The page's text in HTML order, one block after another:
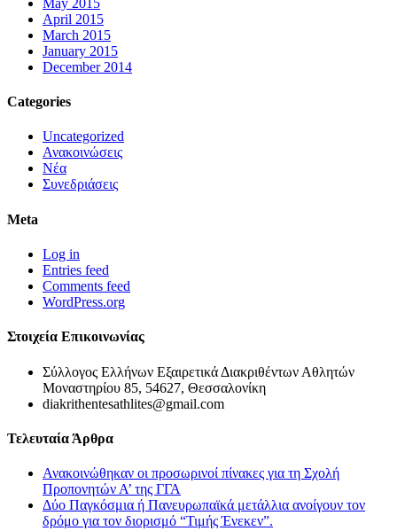
May 2015
April 2015
March 2015
January 2015
December 2014
Categories
Uncategorized
Ανακοινώσεις
Νέα
Συνεδριάσεις
Meta
Log in
Entries feed
Comments feed
WordPress.org
Στοιχεία Επικοινωνίας
Σύλλογος Ελλήνων Εξαιρετικά Διακριθέντων Αθλητών
Μοναστηρίου 85, 54627, Θεσσαλονίκη
diakrithentesathlites@gmail.com
Τελευταία Άρθρα
Ανακοινώθηκαν οι προσωρινοί πίνακες για τη Σχολή
Προπονητών Α’ της ΓΓΑ
Δύο Παγκόσμια ή Πανευρωπαϊκά μετάλλια ανοίγουν τον
δρόμο για τον διορισμό “Τιμής Ένεκεν”.